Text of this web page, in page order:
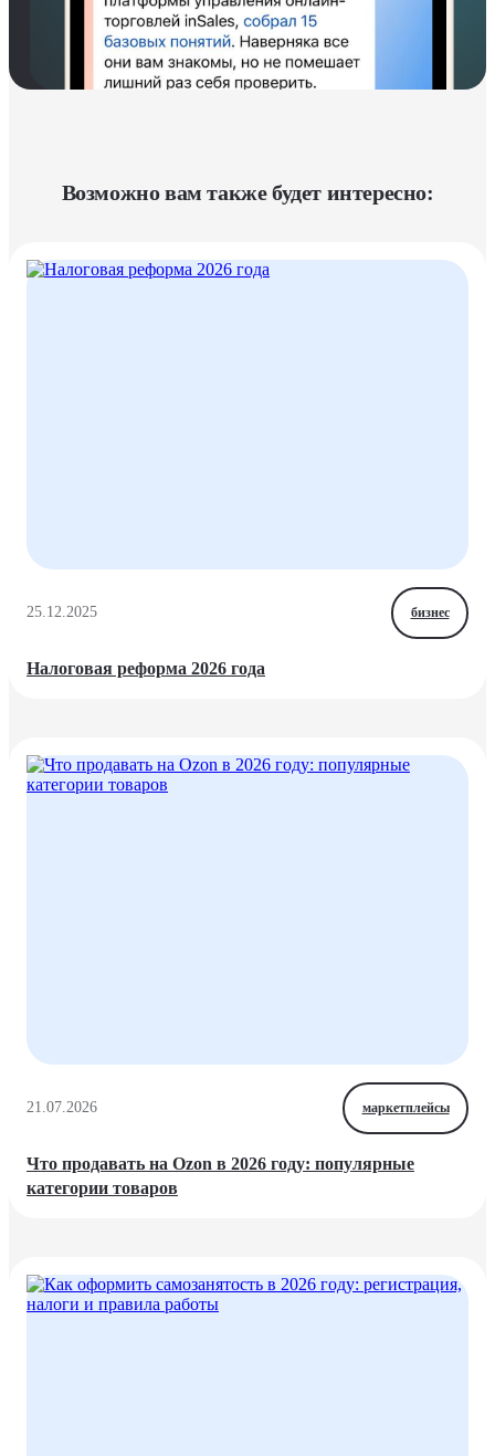
Возможно вам также будет интересно:
25.12.2025 бизнес
Налоговая реформа 2026 года
21.07.2026 маркетплейсы
Что продавать на Ozon в 2026 году: популярные
категории товаров